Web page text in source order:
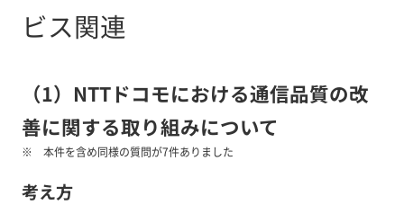
ビス関連
（1）NTTドコモにおける通信品質の改
善に関する取り組みについて
本件を含め同様の質問が7件ありました
考え方